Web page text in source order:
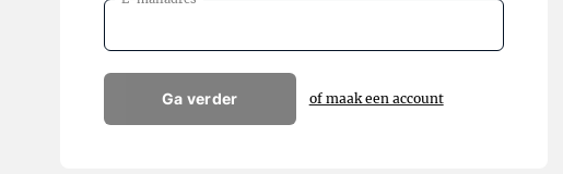
Ga verder of maak een account